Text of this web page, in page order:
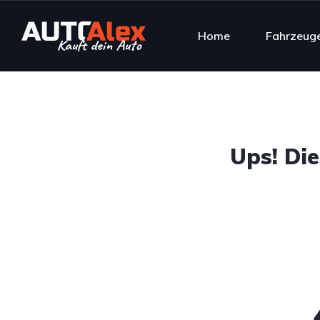
Home
Ups!